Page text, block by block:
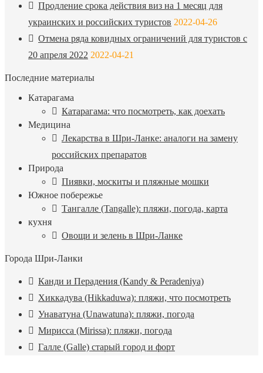
Продление срока действия виз на 1 месяц для
украинских и российских туристов 2022-04-26
Отмена ряда ковидных ограничений для туристов с
20 апреля 2022 2022-04-21
Последние материалы
Катарагама
Катарагама: что посмотреть, как доехать
Медицина
Лекарства в Шри-Ланке: аналоги на замену
российских препаратов
Природа
Пиявки, москиты и пляжные мошки
Южное побережье
Тангалле (Tangalle): пляжи, погода, карта
кухня
Овощи и зелень в Шри-Ланке
Города Шри-Ланки
Канди и Перадения (Kandy & Peradeniya)
Хиккадува (Hikkaduwa): пляжи, что посмотреть
Унаватуна (Unawatuna): пляжи, погода
Мирисса (Mirissa): пляжи, погода
Галле (Galle) старый город и форт